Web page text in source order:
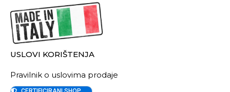
USLOVI KORIŠTENJA
Pravilnik o uslovima prodaje